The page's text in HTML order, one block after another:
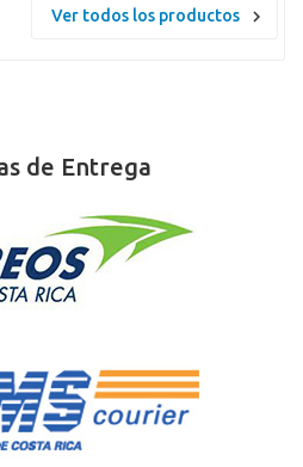
Ver todos los productos
de Entrega